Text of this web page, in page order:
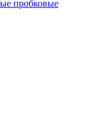
пробковые